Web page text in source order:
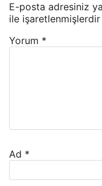
E-posta adresiniz
ile işaretlenmişlerdir
Yorum *
Ad *